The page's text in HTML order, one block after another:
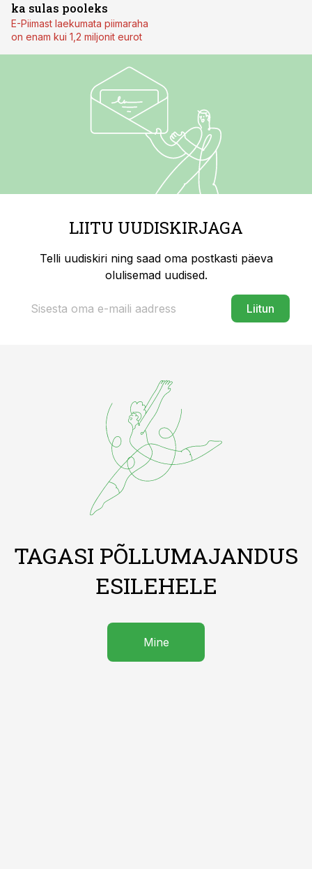
ka sulas pooleks
E-Piimast laekumata piimaraha
on enam kui 1,2 miljonit eurot
LIITU UUDISKIRJAGA
Telli uudiskiri ning saad oma postkasti päeva
olulisemad uudised.
Liitun
TAGASI PÕLLUMAJANDUS
ESILEHELE
Mine